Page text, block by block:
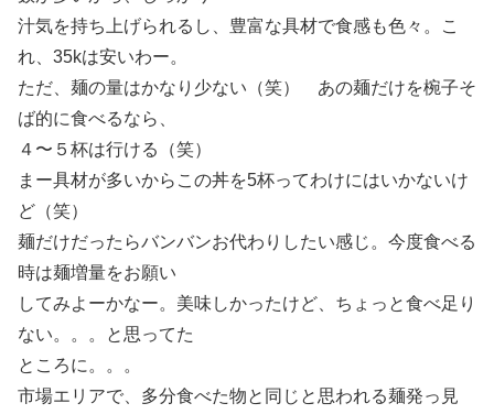
汁気を持ち上げられるし、豊富な具材で食感も色々。こ
れ、35kは安いわー。
ただ、麺の量はかなり少ない（笑） あの麺だけを椀子そ
ば的に食べるなら、
４〜５杯は行ける（笑）
まー具材が多いからこの丼を5杯ってわけにはいかないけ
ど（笑）
麺だけだったらバンバンお代わりしたい感じ。今度食べる
時は麺増量をお願い
してみよーかなー。美味しかったけど、ちょっと食べ足り
ない。。。と思ってた
ところに。。。
市場エリアで、多分食べた物と同じと思われる麺発っ見